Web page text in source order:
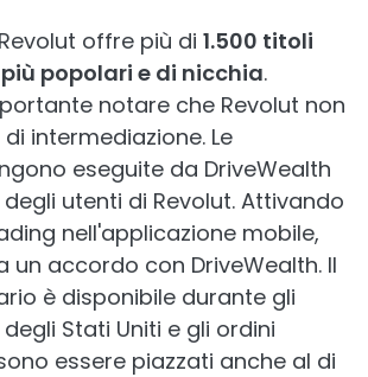
offre più di 1.500 titoli
popolari e di nicchia.
notare che Revolut non
intermediazione. Le
eseguite da DriveWealth
degli utenti di Revolut. Attivando
nell'applicazione mobile,
un accordo con DriveWealth. Il
è disponibile durante gli
Stati Uniti e gli ordini
essere piazzati anche al di